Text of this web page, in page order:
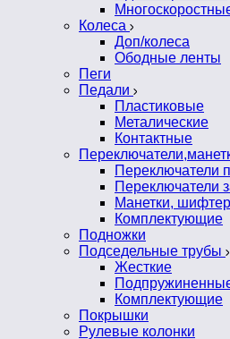
Колеса
Доп/колеса
Ободные ленты
Пеги
Педали
Пластиковые
Металические
Контактные
Переключатели
Переключатели
Манетки,
Комплектующие
Подножки
Подседельные трубы
Жесткие
Комплектующие
Покрышки
Рулевые колонки